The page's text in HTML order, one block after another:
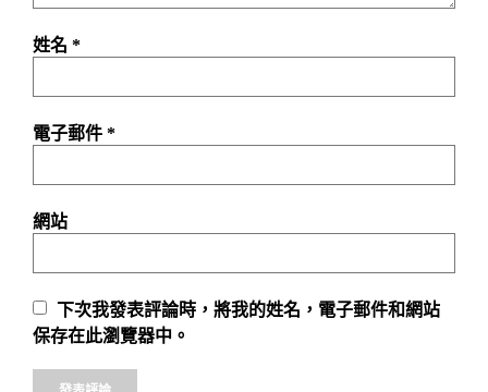
姓名 *
電子郵件 *
網站
下次我發表評論時，將我的姓名，電子郵件和網站
保存在此瀏覽器中。